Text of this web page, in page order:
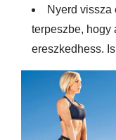
Nyerd vissza
terpeszbe, hogy
ereszkedhess.